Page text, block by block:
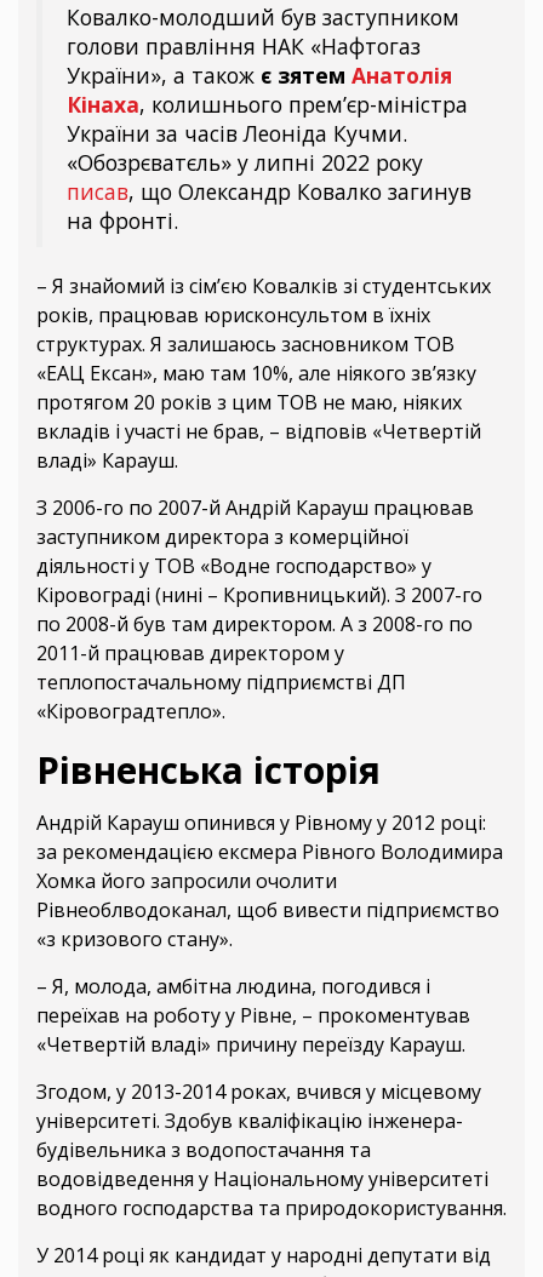
Ковалко-молодший був заступником
голови правління НАК «Нафтогаз
України», а також є зятем Анатолія
Кінаха, колишнього прем’єр-міністра
України за часів Леоніда Кучми.
«Обозрєватєль» у липні 2022 року
писав, що Олександр Ковалко загинув
на фронті.
– Я знайомий із сімʼєю Ковалків зі студентських
років, працював юрисконсультом в їхніх
структурах. Я залишаюсь засновником ТОВ
«ЕАЦ Ексан», маю там 10%, але ніякого зв’язку
протягом 20 років з цим ТОВ не маю, ніяких
вкладів і участі не брав, – відповів «Четвертій
владі» Карауш.
З 2006-го по 2007-й Андрій Карауш працював
заступником директора з комерційної
діяльності у ТОВ «Водне господарство» у
Кіровограді (нині – Кропивницький). З 2007-го
по 2008-й був там директором. А з 2008-го по
2011-й працював директором у
теплопостачальному підприємстві ДП
«Кіровоградтепло».
Рівненська історія
Андрій Карауш опинився у Рівному у 2012 році:
за рекомендацією ексмера Рівного Володимира
Хомка його запросили очолити
Рівнеоблводоканал, щоб вивести підприємство
«з кризового стану».
– Я, молода, амбітна людина, погодився і
переїхав на роботу у Рівне, – прокоментував
«Четвертій владі» причину переїзду Карауш.
Згодом, у 2013-2014 роках, вчився у місцевому
університеті. Здобув кваліфікацію інженера-
будівельника з водопостачання та
водовідведення у Національному університеті
водного господарства та природокористування.
У 2014 році як кандидат у народні депутати від